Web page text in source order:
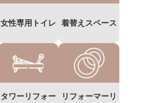
女性専用トイレ 着替えスペース
タワーリフォー リフォーマーリ